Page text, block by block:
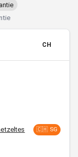
CH
🇨🇭 SG